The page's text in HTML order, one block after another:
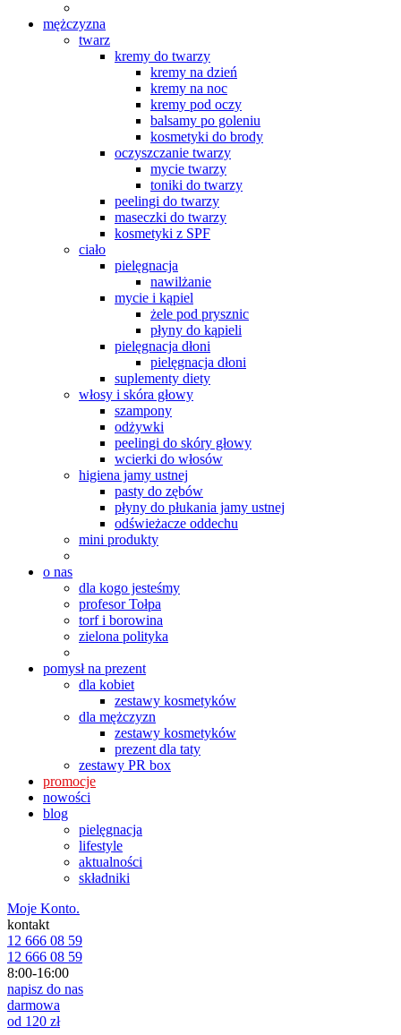
mężczyzna
twarz
kremy do twarzy
kremy na dzień
kremy na noc
kremy pod oczy
balsamy po goleniu
kosmetyki do brody
oczyszczanie twarzy
mycie twarzy
toniki do twarzy
peelingi do twarzy
maseczki do twarzy
kosmetyki z SPF
ciało
pielęgnacja
nawilżanie
mycie i kąpiel
żele pod prysznic
płyny do kąpieli
pielęgnacja dłoni
pielęgnacja dłoni
suplementy diety
włosy i skóra głowy
szampony
odżywki
peelingi do skóry głowy
wcierki do włosów
higiena jamy ustnej
pasty do zębów
płyny do płukania jamy ustnej
odświeżacze oddechu
mini produkty
o nas
dla kogo jesteśmy
profesor Tołpa
torf i borowina
zielona polityka
pomysł na prezent
dla kobiet
zestawy kosmetyków
dla mężczyzn
zestawy kosmetyków
prezent dla taty
zestawy PR box
promocje
nowości
blog
pielęgnacja
lifestyle
aktualności
składniki
Moje Konto.
kontakt
12 666 08 59
12 666 08 59
8:00-16:00
napisz do nas
darmowa
od 120 zł